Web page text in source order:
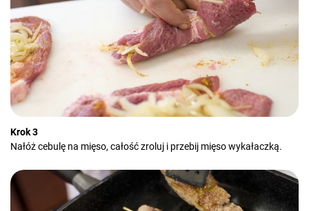
Krok 3
Nałóż cebulę na mięso, całość zroluj i przebij mięso wykałaczką.